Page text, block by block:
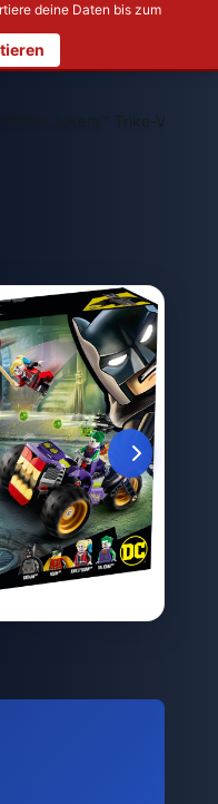
deine Daten bis zum
76159 Jokers™ Trike-